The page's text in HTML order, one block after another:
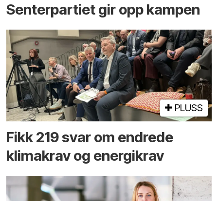
Senterpartiet gir opp kampen
PLUSS
Fikk 219 svar om endrede
klimakrav og energikrav